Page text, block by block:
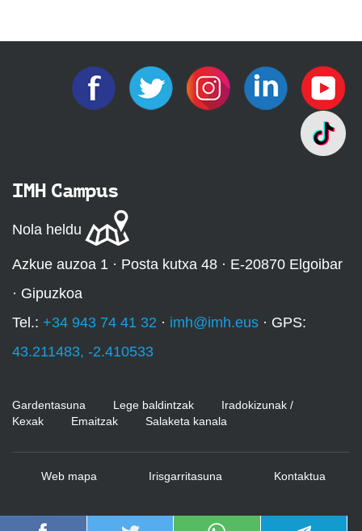
IMH Campus
Nola heldu
Azkue auzoa 1 · Posta kutxa 48 · E-20870 Elgoibar
· Gipuzkoa
Tel.: +34 943 74 41 32 · imh@imh.eus · GPS:
43.211483, -2.410533
Gardentasuna Lege baldintzak
Iradokizunak /
Kexak
Emaitzak Salaketa kanala
Web mapa Irisgarritasuna Kontaktua